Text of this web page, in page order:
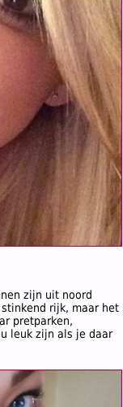
zijn uit noord
rijk, maar het
pretparken,
leuk zijn als je daar